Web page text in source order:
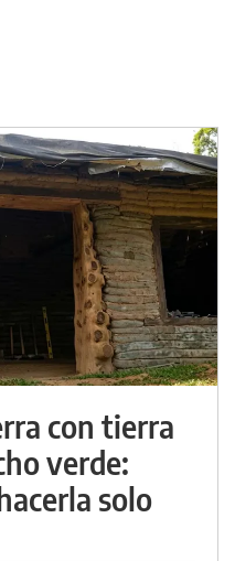
con tierra
verde:
solo